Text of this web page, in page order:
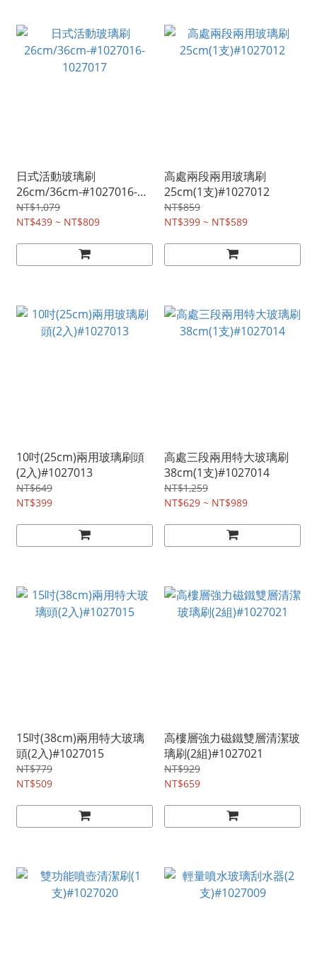
日式活動玻璃刷
26cm/36cm-#1027016-
1027017
NT$1,079
NT$439 ~ NT$809
高處兩段兩用玻璃刷
25cm(1支)#1027012
NT$859
NT$399 ~ NT$589
10吋(25cm)兩用玻璃刷頭
(2入)#1027013
NT$649
NT$399
高處三段兩用特大玻璃刷
38cm(1支)#1027014
NT$1,259
NT$629 ~ NT$989
15吋(38cm)兩用特大玻璃
頭(2入)#1027015
NT$779
NT$509
高樓層強力磁鐵雙層清潔玻
璃刷(2組)#1027021
NT$929
NT$659